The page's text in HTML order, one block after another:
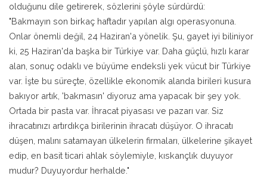
olduğunu dile getirerek, sözlerini şöyle sürdürdü:
"Bakmayın son birkaç haftadır yapılan algı operasyonuna.
Onlar önemli değil, 24 Haziran'a yönelik. Şu, gayet iyi biliniyor
ki, 25 Haziran'da başka bir Türkiye var. Daha güçlü, hızlı karar
alan, sonuç odaklı ve büyüme endeksli yek vücut bir Türkiye
var. İşte bu süreçte, özellikle ekonomik alanda birileri kusura
bakıyor artık, 'bakmasın' diyoruz ama yapacak bir şey yok.
Ortada bir pasta var. İhracat piyasası ve pazarı var. Siz
ihracatınızı artırdıkça birilerinin ihracatı düşüyor. O ihracatı
düşen, malını satamayan ülkelerin firmaları, ülkelerine şikayet
edip, en basit ticari ahlak söylemiyle, kıskançlık duyuyor
mudur? Duyuyordur herhalde."